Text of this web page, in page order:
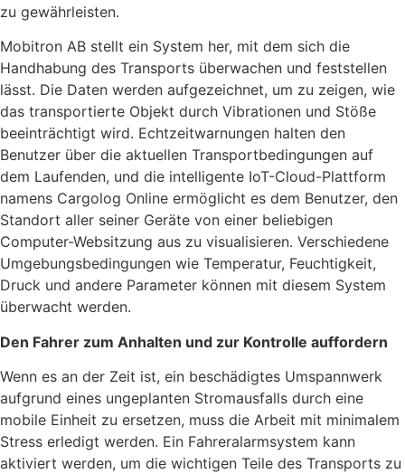
zu gewährleisten.
Mobitron AB stellt ein System her, mit dem sich die
Handhabung des Transports überwachen und feststellen
lässt. Die Daten werden aufgezeichnet, um zu zeigen, wie
das transportierte Objekt durch Vibrationen und Stöße
beeinträchtigt wird. Echtzeitwarnungen halten den
Benutzer über die aktuellen Transportbedingungen auf
dem Laufenden, und die intelligente IoT-Cloud-Plattform
namens Cargolog Online ermöglicht es dem Benutzer, den
Standort aller seiner Geräte von einer beliebigen
Computer-Websitzung aus zu visualisieren. Verschiedene
Umgebungsbedingungen wie Temperatur, Feuchtigkeit,
Druck und andere Parameter können mit diesem System
überwacht werden.
Den Fahrer zum Anhalten und zur Kontrolle auffordern
Wenn es an der Zeit ist, ein beschädigtes Umspannwerk
aufgrund eines ungeplanten Stromausfalls durch eine
mobile Einheit zu ersetzen, muss die Arbeit mit minimalem
Stress erledigt werden. Ein Fahreralarmsystem kann
aktiviert werden, um die wichtigen Teile des Transports zu